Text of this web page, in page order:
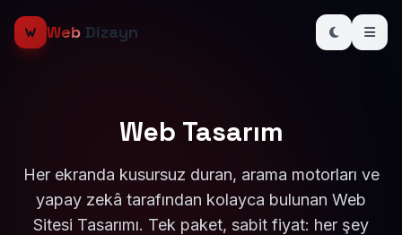
Web Dizayn
Web Tasarım
Her ekranda kusursuz duran, arama motorları ve
yapay zekâ tarafından kolayca bulunan Web
Sitesi Tasarımı. Tek paket, sabit fiyat: her şey